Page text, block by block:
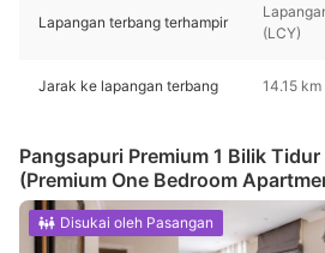
Lapangan terbang terhampir
(LCY)
Jarak ke lapangan terbang 14.15 km
Pangsapuri Premium 1 Bilik Tidur
(Premium One Bedroom
Disukai oleh Pasangan